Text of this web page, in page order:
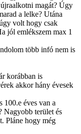
magát? Úgy
a lelke? Utána
volt hogy csak
jól emlékszem max 1
több infó nem is
korábban is
akkor hány évesek
100.e éves van a
Nagyobb terület és
Pláne hogy még